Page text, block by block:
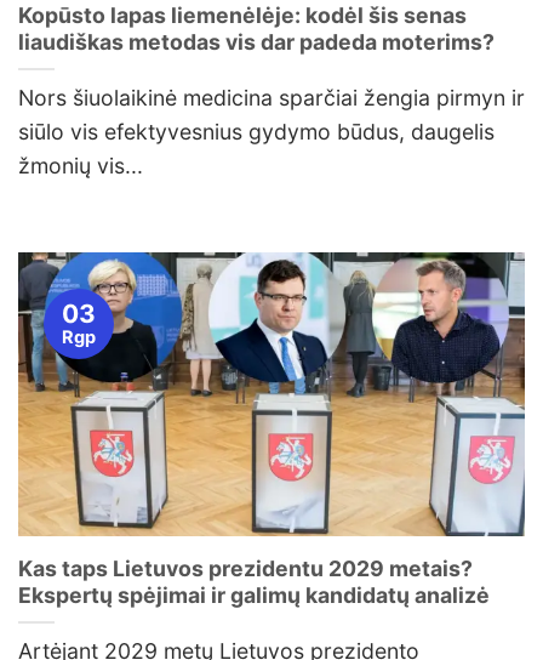
Kopūsto lapas liemenėlėje: kodėl šis senas
liaudiškas metodas vis dar padeda moterims?
Nors šiuolaikinė medicina sparčiai žengia pirmyn ir
siūlo vis efektyvesnius gydymo būdus, daugelis
žmonių vis...
Kas taps Lietuvos prezidentu 2029 metais?
Ekspertų spėjimai ir galimų kandidatų analizė
Artėjant 2029 metų Lietuvos prezidento
03
Rgp